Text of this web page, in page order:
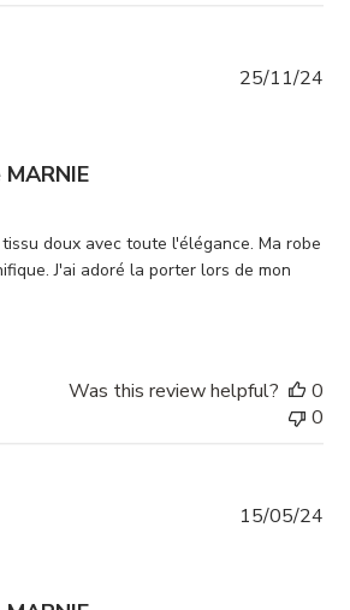
doux avec toute l'élégance. Ma robe
J'ai adoré la porter lors de mon
25/11/24
Was this review helpful?
0
0
15/05/24